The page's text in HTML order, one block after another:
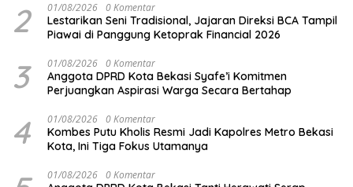
2 01/08/2026 0 Komentar
Lestarikan Seni Tradisional, Jajaran Direksi BCA Tampil
Piawai di Panggung Ketoprak Financial 2026
3 01/08/2026 0 Komentar
Anggota DPRD Kota Bekasi Syafe’i Komitmen
Perjuangkan Aspirasi Warga Secara Bertahap
4 01/08/2026 0 Komentar
Kombes Putu Kholis Resmi Jadi Kapolres Metro Bekasi
Kota, Ini Tiga Fokus Utamanya
01/08/2026 0 Komentar